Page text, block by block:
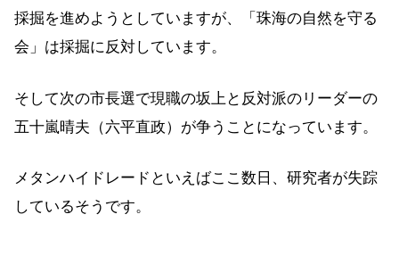
採掘を進めようとしていますが、「珠海の自然を守る
会」は採掘に反対しています。
そして次の市長選で現職の坂上と反対派のリーダーの
五十嵐晴夫（六平直政）が争うことになっています。
メタンハイドレードといえばここ数日、研究者が失踪
しているそうです。